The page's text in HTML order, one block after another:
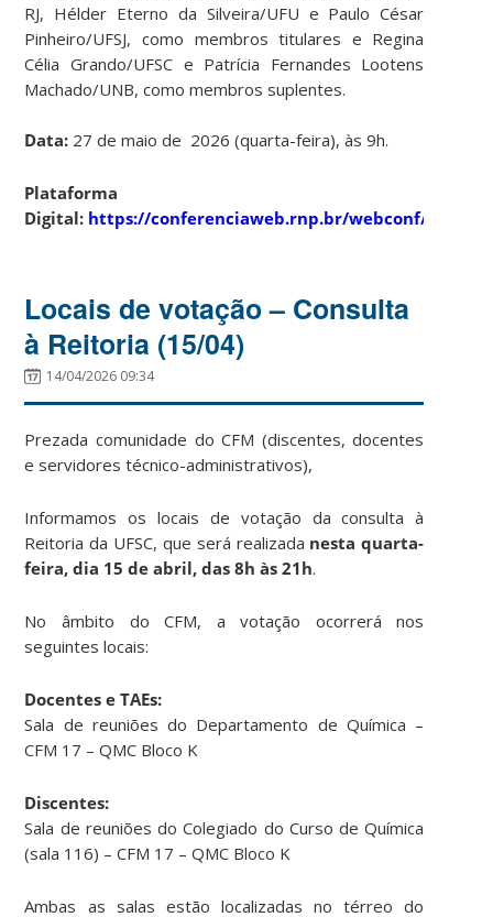
RJ, Hélder Eterno da Silveira/UFU e Paulo César
Pinheiro/UFSJ, como membros titulares e Regina
Célia Grando/UFSC e Patrícia Fernandes Lootens
Machado/UNB, como membros suplentes.
Data: 27 de maio de 2026 (quarta-feira), às 9h.
Plataforma
Digital: https://conferenciaweb.rnp.br/webconf/
Locais de votação – Consulta
à Reitoria (15/04)
14/04/2026 09:34
Prezada comunidade do CFM (discentes, docentes
e servidores técnico-administrativos),
Informamos os locais de votação da consulta à
Reitoria da UFSC, que será realizada nesta quarta-
feira, dia 15 de abril, das 8h às 21h.
No âmbito do CFM, a votação ocorrerá nos
seguintes locais:
Docentes e TAEs:
Sala de reuniões do Departamento de Química –
CFM 17 – QMC Bloco K
Discentes:
Sala de reuniões do Colegiado do Curso de Química
(sala 116) – CFM 17 – QMC Bloco K
Ambas as salas estão localizadas no térreo do